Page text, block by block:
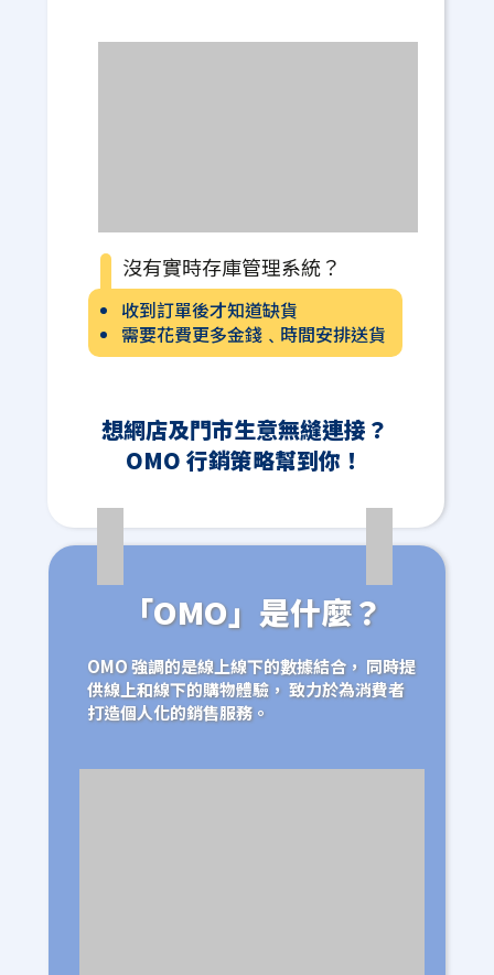
沒有實時存庫管理系統？
收到訂單後才知道缺貨
需要花費更多金錢﹑時間安排送貨
想網店及門市生意無縫連接？
OMO 行銷策略幫到你！
「OMO」是什麼？
OMO 強調的是線上線下的數據結合， 同時提
供線上和線下的購物體驗， 致力於為消費者
打造個人化的銷售服務。